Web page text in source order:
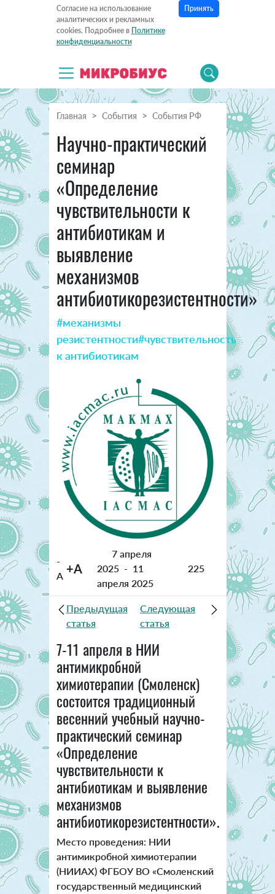
Согласие на использование
аналитических и рекламных
cookies. Подробнее в Политике
конфиденциальности
Принять
Главная События События РФ
Научно-практический
семинар
«Определение
чувствительности к
антибиотикам и
выявление
механизмов
антибиотикорезистентности»
#механизмы
резистентности#чувствительность
к антибиотикам
-
A +A
7 апреля
2025 - 11
апреля 2025
225
Предыдущая
статья
Следующая
статья
7-11 апреля в НИИ
антимикробной
химиотерапии (Смоленск)
состоится традиционный
весенний учебный научно-
практический семинар
«Определение
чувствительности к
антибиотикам и выявление
механизмов
антибиотикорезистентности».
Место проведения: НИИ
антимикробной химиотерапии
(НИИАХ) ФГБОУ ВО «Смоленский
государственный медицинский